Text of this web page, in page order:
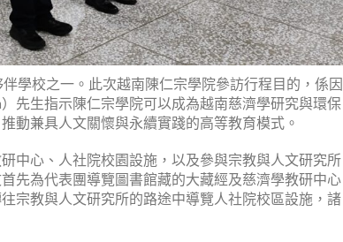
學校之一。此次越南陳仁宗學院參訪行程目的，係因
先生指示陳仁宗學院可以成為越南慈濟學研究與環保
動兼具人文關懷與永續實踐的高等教育模式。
中心、人社院校園設施，以及參與宗教與人文研究所
先為代表團導覽圖書館藏的大藏經及慈濟學教研中心
宗教與人文研究所的路途中導覽人社院校區設施，諸